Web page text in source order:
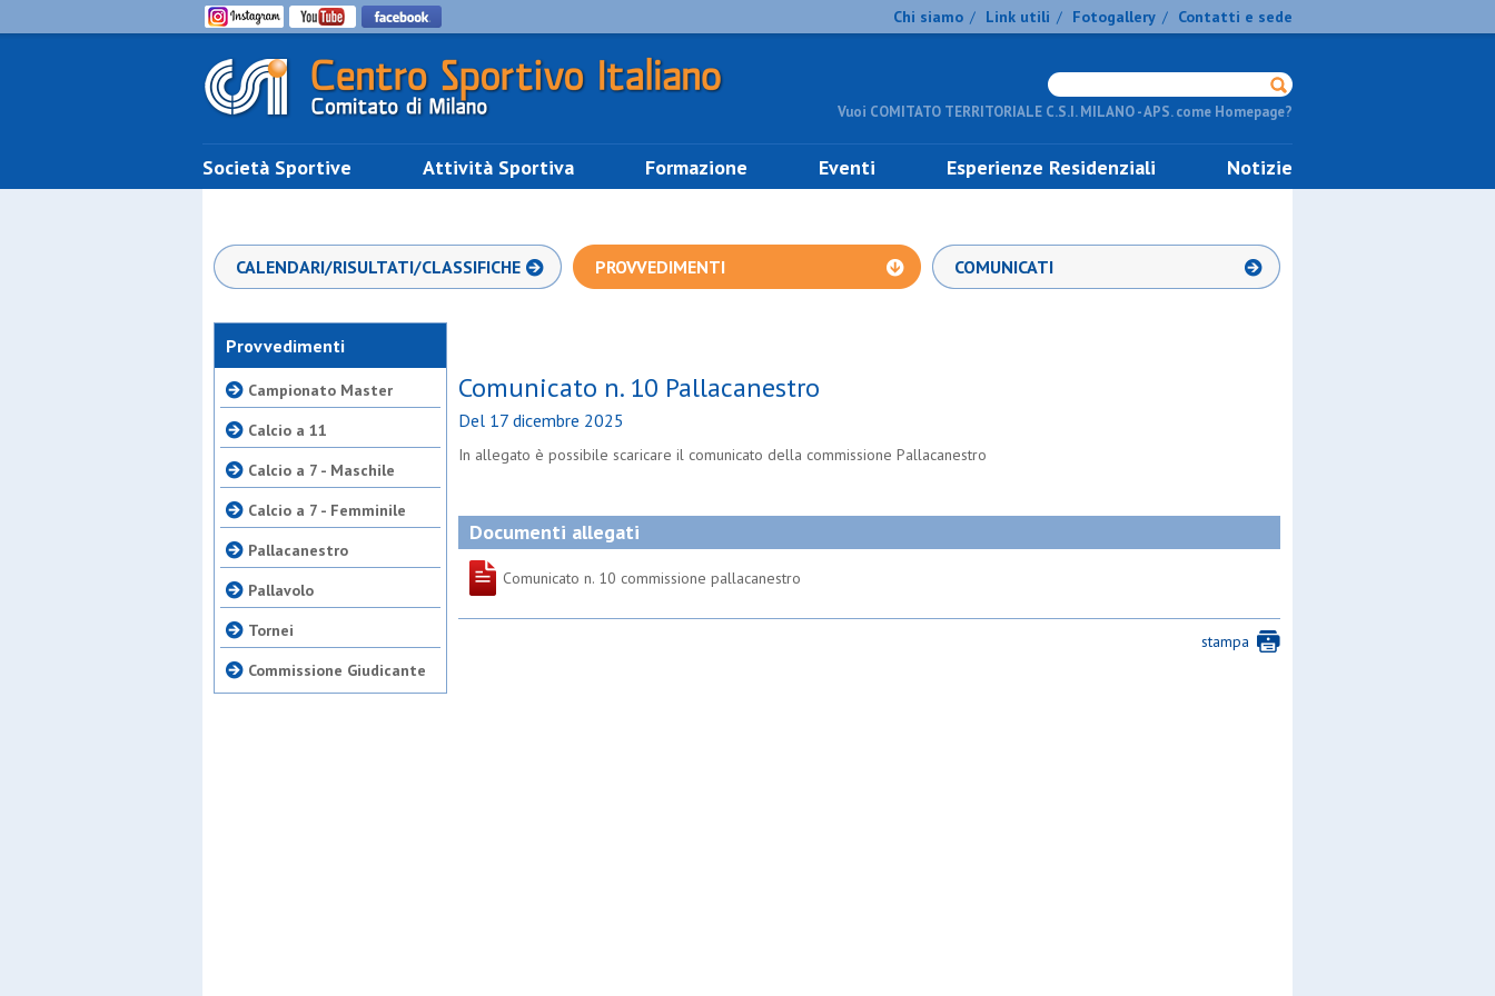
Chi siamo / Link utili / Fotogallery / Contatti e sede
Vuoi COMITATO TERRITORIALE C.S.I. MILANO - APS. come Homepage?
Società Sportive Attività Sportiva Formazione Eventi Esperienze Residenziali Notizie
CALENDARI/RISULTATI/CLASSIFICHE PROVVEDIMENTI COMUNICATI
Provvedimenti
Campionato Master
Calcio a 11
Calcio a 7 - Maschile
Calcio a 7 - Femminile
Pallacanestro
Pallavolo
Tornei
Commissione Giudicante
Comunicato n. 10 Pallacanestro
Del 17 dicembre 2025
In allegato è possibile scaricare il comunicato della commissione Pallacanestro
Documenti allegati
Comunicato n. 10 commissione pallacanestro
stampa